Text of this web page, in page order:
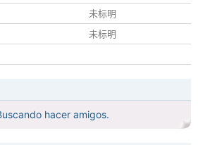
未标明
未标明
hacer amigos.